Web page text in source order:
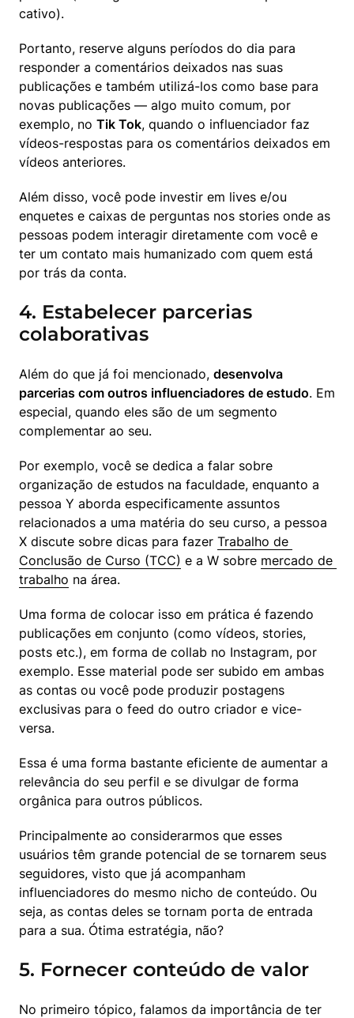
cativo).
Portanto, reserve alguns períodos do dia para
responder a comentários deixados nas suas
publicações e também utilizá-los como base para
novas publicações — algo muito comum, por
exemplo, no Tik Tok, quando o influenciador faz
vídeos-respostas para os comentários deixados em
vídeos anteriores.
Além disso, você pode investir em lives e/ou
enquetes e caixas de perguntas nos stories onde as
pessoas podem interagir diretamente com você e
ter um contato mais humanizado com quem está
por trás da conta.
4. Estabelecer parcerias
colaborativas
Além do que já foi mencionado, desenvolva
parcerias com outros influenciadores de estudo. Em
especial, quando eles são de um segmento
complementar ao seu.
Por exemplo, você se dedica a falar sobre
organização de estudos na faculdade, enquanto a
pessoa Y aborda especificamente assuntos
relacionados a uma matéria do seu curso, a pessoa
X discute sobre dicas para fazer Trabalho de
Conclusão de Curso (TCC) e a W sobre mercado de
trabalho na área.
Uma forma de colocar isso em prática é fazendo
publicações em conjunto (como vídeos, stories,
posts etc.), em forma de collab no Instagram, por
exemplo. Esse material pode ser subido em ambas
as contas ou você pode produzir postagens
exclusivas para o feed do outro criador e vice-
versa.
Essa é uma forma bastante eficiente de aumentar a
relevância do seu perfil e se divulgar de forma
orgânica para outros públicos.
Principalmente ao considerarmos que esses
usuários têm grande potencial de se tornarem seus
seguidores, visto que já acompanham
influenciadores do mesmo nicho de conteúdo. Ou
seja, as contas deles se tornam porta de entrada
para a sua. Ótima estratégia, não?
5. Fornecer conteúdo de valor
No primeiro tópico, falamos da importância de ter